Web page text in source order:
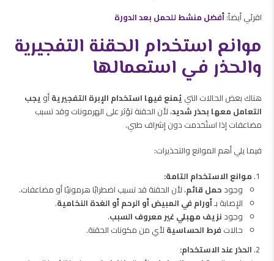
اقرئي أيضاً:أفضل منشط للحمل بعد الدورة
موانع استخدام الحقنة التفجيرية
والحذر في استعمالها
هناك بعض الحالات التي يُمنع فيها استخدام الإبرة التفجيريةأو يجب
التعامل معها بحذر شديد، لأن الحقنة تؤثر على الهرمونات وقد تسبب
مضاعفات إذا استُخدمت دون إشراف طبي.
فيما يلي أهم الموانع والتحذيرات:
موانع الاستخدام التامة:
وجود حمل قائم، لأن الحقنة قد تسبب اضطرابًا هرمونيًا أو مضاعفات.
الإصابة بـأورام في المبيض أو الرحم أو الغدة النخامية.
وجود نزيف مهبلي غير معروف السبب.
حالات فرط الحساسية لأي من مكونات الحقنة.
الحذر عند الاستخدام: